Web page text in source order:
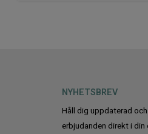
NYHETSBREV
Håll dig uppdaterad
erbjudanden direkt i